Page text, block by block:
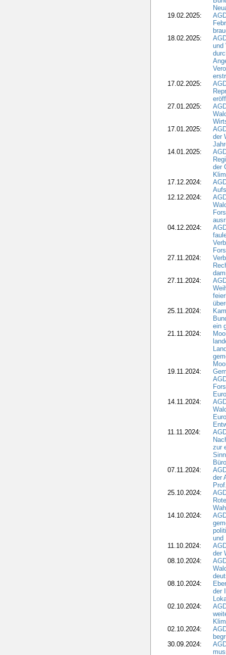
19.02.2025:
18.02.2025:
und
17.02.2025:
27.01.2025:
17.01.2025:
der
14.01.2025:
der
17.12.2024:
12.12.2024:
04.12.2024:
27.11.2024:
27.11.2024:
25.11.2024:
ein
21.11.2024:
19.11.2024:
14.11.2024:
11.11.2024:
zur
07.11.2024:
der
25.10.2024:
14.10.2024:
und
11.10.2024:
der
08.10.2024:
08.10.2024:
der
02.10.2024:
02.10.2024:
30.09.2024: